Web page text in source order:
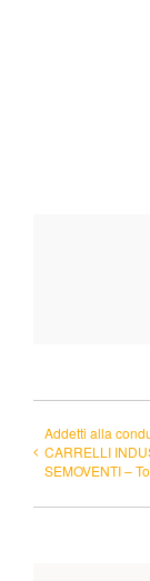
Addetti alla
CARRELLI
SEMOVENTI –